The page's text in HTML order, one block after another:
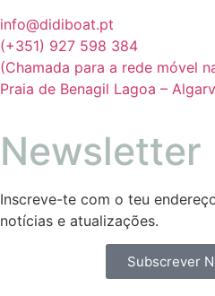
info@didiboat.pt
(+351) 927 598 384
(Chamada para a rede móvel
Praia de Benagil Lagoa –
Newsletter
Inscreve-te com o teu
notícias e atualizações.
Subscrever